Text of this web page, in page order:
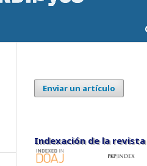
Enviar un artículo
Indexación de la revista
Indexación de la revista